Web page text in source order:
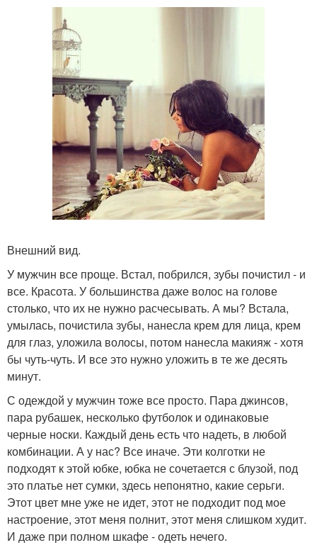
Внешний вид.
У мужчин все проще. Встал, побрился, зубы почистил - и
все. Красота. У большинства даже волос на голове
столько, что их не нужно расчесывать. А мы? Встала,
умылась, почистила зубы, нанесла крем для лица, крем
для глаз, уложила волосы, потом нанесла макияж - хотя
бы чуть-чуть. И все это нужно уложить в те же десять
минут.
С одеждой у мужчин тоже все просто. Пара джинсов,
пара рубашек, несколько футболок и одинаковые
черные носки. Каждый день есть что надеть, в любой
комбинации. А у нас? Все иначе. Эти колготки не
подходят к этой юбке, юбка не сочетается с блузой, под
это платье нет сумки, здесь непонятно, какие серьги.
Этот цвет мне уже не идет, этот не подходит под мое
настроение, этот меня полнит, этот меня слишком худит.
И даже при полном шкафе - одеть нечего.